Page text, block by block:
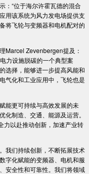
：“位于海尔许霍瓦德的混合
用该系统为风力发电场提供支
将飞轮与变频器和电机配对的
Marcel Zevenbergen提及：
力设施脱碳的一个典型案
选择，能够进一步提高风能和
气化和工业应用中，飞轮也是
能更可持续与高效发展的未
制造、交通、能源及运营。
力以赴推动创新，加速产业转
我们持续创新，不断拓展技术
字化赋能的变频器、电机和服
安全性和可靠性。我们将领域